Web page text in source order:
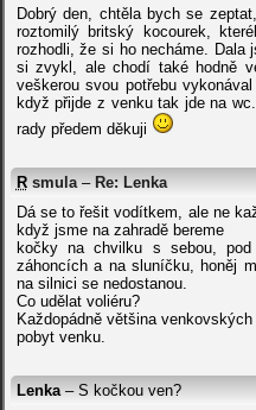
Dobrý den, chtěla bych se
roztomilý britský kocourek,
rozhodli, že si ho necháme. Dala
si zvykl, ale chodí také hodně
veškerou svou potřebu
když přijde z venku tak jde na
rady předem děkuji
R smula – Re: Lenka
Dá se to řešit vodítkem, ale ne
když jsme na zahradě bereme
kočky na chvilku s sebou,
záhoncích a na sluníčku, honěj
na silnici se nedostanou.
Co udělat voliéru?
Každopádně většina
pobyt venku.
Lenka– S kočkou ven?